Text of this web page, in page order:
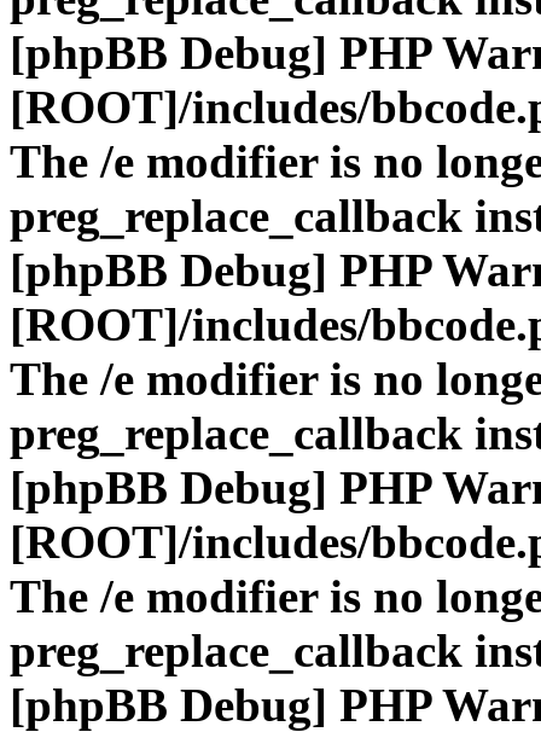
[phpBB Debug] PHP
[ROOT]/includes/
The /e modifier is no
preg_replace_callback
[phpBB Debug] PHP
[ROOT]/includes/
The /e modifier is no
preg_replace_callback
[phpBB Debug] PHP
[ROOT]/includes/
The /e modifier is no
preg_replace_callback
[phpBB Debug] PHP